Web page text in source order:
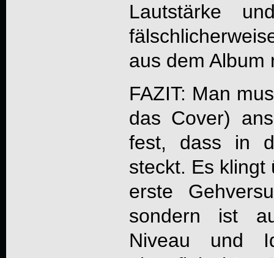
Lautstärke
aus dem Album
FAZIT: Man
das Cover)
fest, dass in
steckt. Es klingt
erste
sondern ist
Niveau und